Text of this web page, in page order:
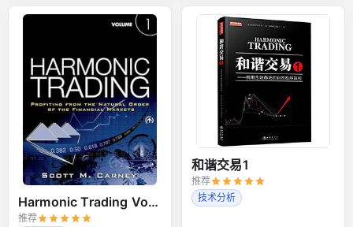
Harmonic Trading Volume 1
推荐
和谐交易1
推荐
技术分析